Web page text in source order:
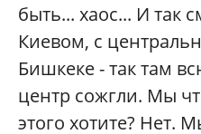
быть... хаос... И так
Киевом, с
Бишкеке - так там
центр сожгли. Мы
этого хотите? Нет.